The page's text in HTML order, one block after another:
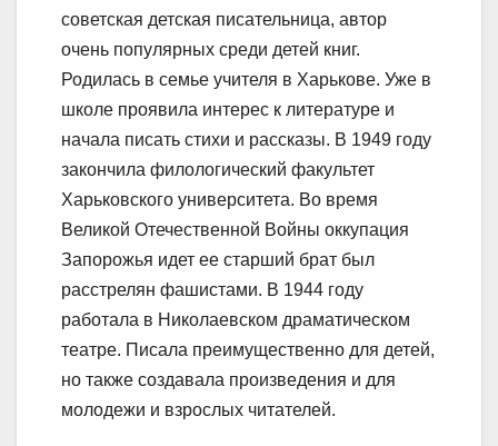
советская детская писательница, автор
очень популярных среди детей книг.
Родилась в семье учителя в Харькове. Уже в
школе проявила интерес к литературе и
начала писать стихи и рассказы. В 1949 году
закончила филологический факультет
Харьковского университета. Во время
Великой Отечественной Войны оккупация
Запорожья идет ее старший брат был
расстрелян фашистами. В 1944 году
работала в Николаевском драматическом
театре. Писала преимущественно для детей,
но также создавала произведения и для
молодежи и взрослых читателей.